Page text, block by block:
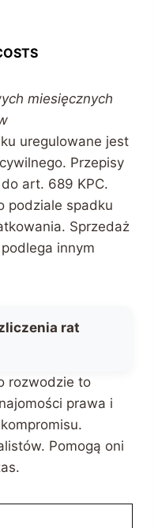
miesięcznych
uregulowane jest
Przepisy
art. 689 KPC.
podziale spadku
Sprzedaż
innym
rat
rozwodzie to
prawa i
Pomogą oni